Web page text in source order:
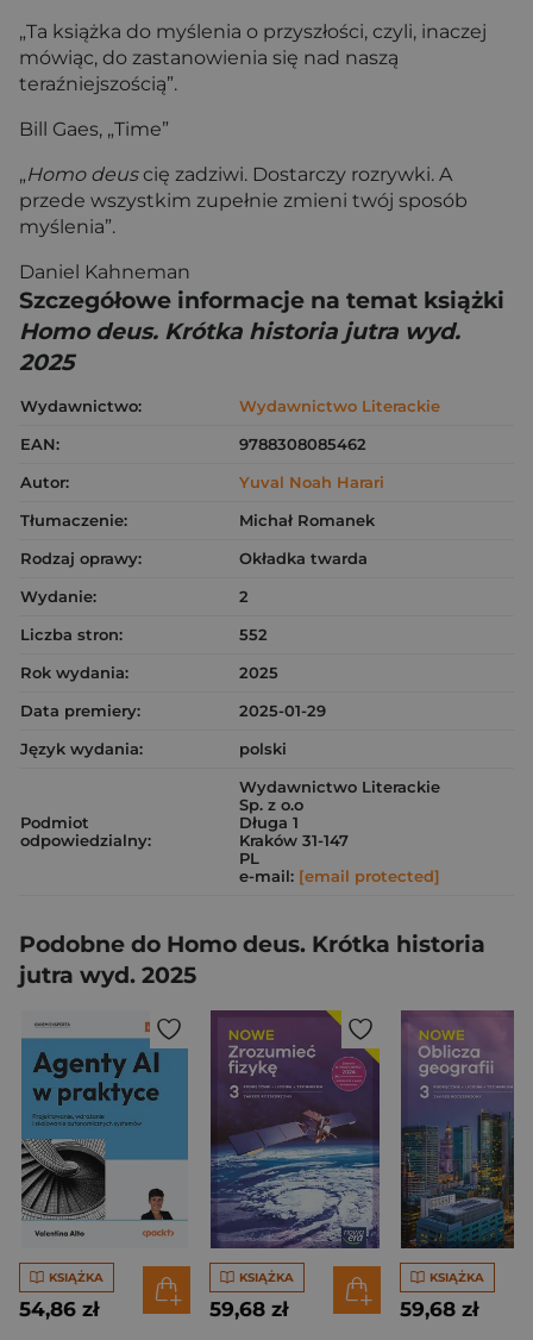
„Ta książka do myślenia o przyszłości, czyli, inaczej
mówiąc, do zastanowienia się nad naszą
teraźniejszością”.
Bill Gaes, „Time”
„Homo deuscię zadziwi. Dostarczy rozrywki. A
przede wszystkim zupełnie zmieni twój sposób
myślenia”.
Daniel Kahneman
Szczegółowe informacje na temat książki
Homo deus. Krótka historia jutra wyd.
2025
Wydawnictwo:
Wydawnictwo Literackie
EAN:
9788308085462
Autor:
Yuval Noah Harari
Tłumaczenie:
Michał Romanek
Rodzaj oprawy:
Okładka twarda
Wydanie:
2
Liczba stron:
552
Rok wydania:
2025
Data premiery:
2025-01-29
Język wydania:
polski
Podmiot
odpowiedzialny:
Wydawnictwo Literackie
Sp. z o.o
Długa 1
Kraków 31-147
PL
e-mail: [email protected]
Podobne do Homo deus. Krótka historia
jutra wyd. 2025
KSIĄŻKA
54,86 zł
KSIĄŻKA
59,68 zł
KSIĄŻKA
59,68 zł